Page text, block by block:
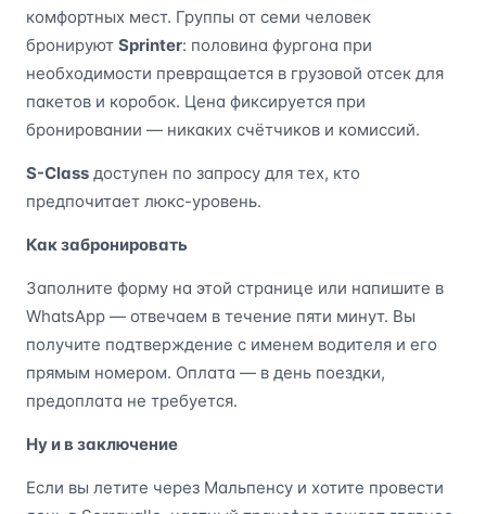
комфортных мест. Группы от семи человек
бронируют Sprinter: половина фургона при
необходимости превращается в грузовой отсек для
пакетов и коробок. Цена фиксируется при
бронировании — никаких счётчиков и комиссий.
S-Class доступен по запросу для тех, кто
предпочитает люкс-уровень.
Как забронировать
Заполните форму на этой странице или напишите в
WhatsApp — отвечаем в течение пяти минут. Вы
получите подтверждение с именем водителя и его
прямым номером. Оплата — в день поездки,
предоплата не требуется.
Ну и в заключение
Если вы летите через Мальпенсу и хотите провести